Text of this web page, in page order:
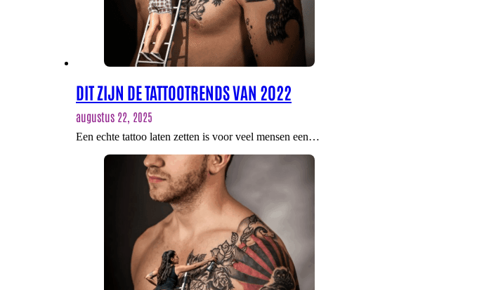
DIT ZIJN DE TATTOOTRENDS VAN 2022
augustus 22, 2025
Een echte tattoo laten zetten is voor veel mensen een…